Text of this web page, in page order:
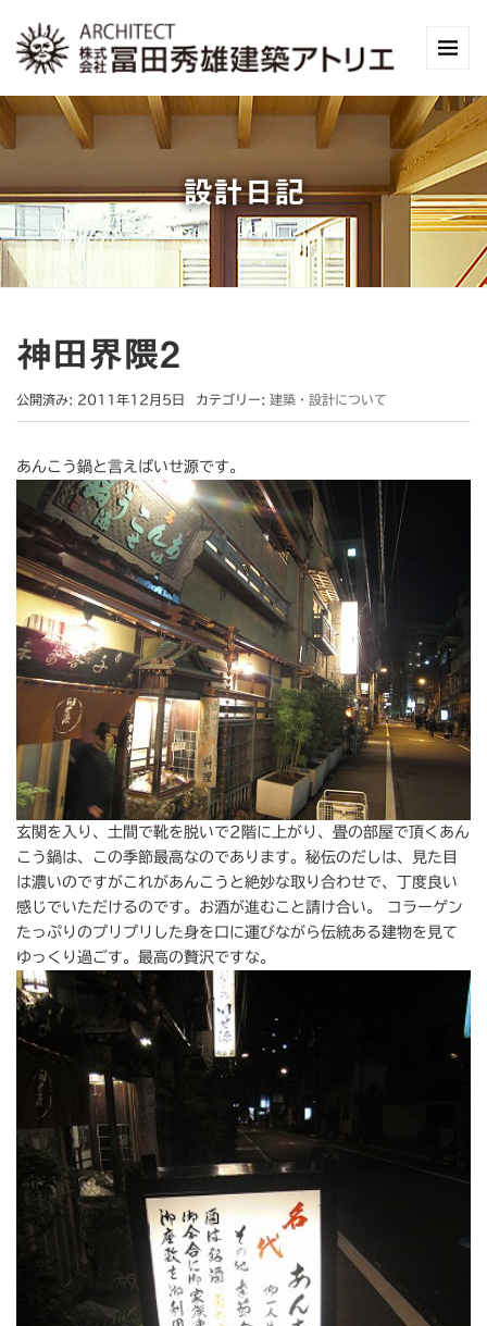
設計日記
神田界隈2
公開済み: 2011年12月5日 カテゴリー: 建築・設計について
あんこう鍋と言えばいせ源です。
玄関を入り、土間で靴を脱いで2階に上がり、畳の部屋で頂くあん
こう鍋は、この季節最高なのであります。秘伝のだしは、見た目
は濃いのですがこれがあんこうと絶妙な取り合わせで、丁度良い
感じでいただけるのです。お酒が進むこと請け合い。 コラーゲン
たっぷりのプリプリした身を口に運びながら伝統ある建物を見て
ゆっくり過ごす。最高の贅沢ですな。